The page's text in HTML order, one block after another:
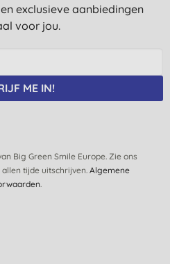
exclusieve aanbiedingen
voor jou.
ME IN!
Big Green Smile Europe. Zie ons
allen tijde uitschrijven.Algemene
.